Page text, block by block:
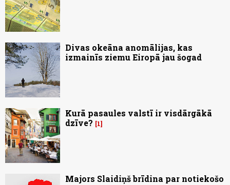
Divas okeāna anomālijas, kas
izmainīs ziemu Eiropā jau šogad
Kurā pasaules valstī ir visdārgākā
dzīve?
1
Majors Slaidiņš brīdina par notiekošo